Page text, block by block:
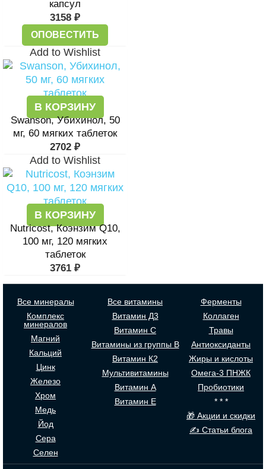
капсул
3158 ₽
ОПОВЕСТИТЬ
Add to Wishlist
В КОРЗИНУ
Swanson, Убихинол, 50
мг, 60 мягких таблеток
2702 ₽
Add to Wishlist
В КОРЗИНУ
Nutricost, Коэнзим Q10,
100 мг, 120 мягких
таблеток
3761 ₽
Все минералы
Комплекс
минералов
Магний
Кальций
Цинк
Железо
Хром
Медь
Йод
Сера
Селен
Все витамины
Витамин Д3
Витамин С
Витамины из группы В
Витамин К2
Мультивитамины
Витамин А
Витамин Е
Ферменты
Коллаген
Травы
Антиоксиданты
Жиры и кислоты
Омега-3 ПНЖК
Пробиотики
* * *
🎁 Акции и скидки
✍ Статьи блога